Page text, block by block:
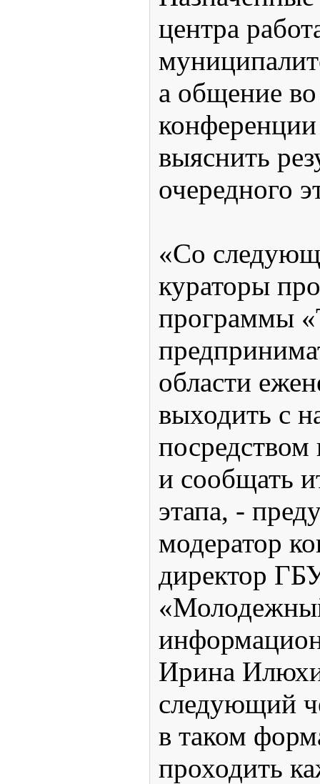
центра
а общение
конференции
выяснить
очередного
«Со
кураторы
программы
области
выходить с
и сообщать
этапа, -
модератор
директор
Ирина
следующий
в таком
проходить